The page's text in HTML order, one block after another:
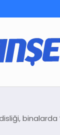
binalarda